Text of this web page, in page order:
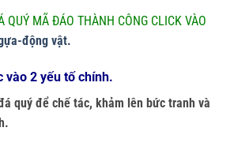
QUÝ MÃ ĐÁO THÀNH CÔNG CLICK VÀO
động vật.
vào 2 yếu tố chính.
quý để chế tác, khảm lên bức tranh và